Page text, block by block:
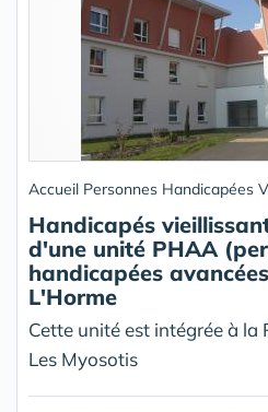
Accueil Personnes Handicapées
Handicapés
d'une unité PHAA
handicapées
L'Horme
Cette unité est intégrée à la
Les Myosotis